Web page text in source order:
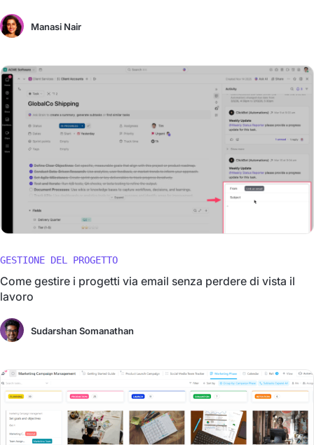
Manasi Nair
GESTIONE DEL PROGETTO
Come gestire i progetti via email senza perdere di vista il
lavoro
Sudarshan Somanathan